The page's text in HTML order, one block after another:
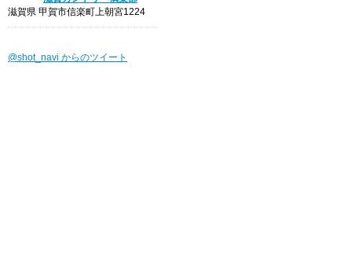
滋賀県 甲賀市信楽町上朝宮1224
@shot_navi からのツイート